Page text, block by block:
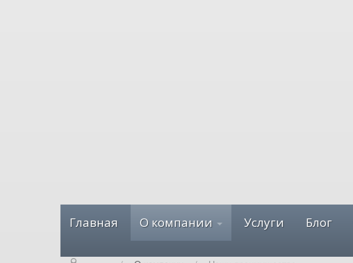
Главная О компании Услуги Блог